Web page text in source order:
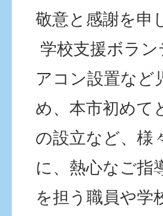
敬意と感謝を申
学校支援ボラ
アコン設置など
め、本市初めて
の設立など、様
に、熱心なご指
を担う職員や学